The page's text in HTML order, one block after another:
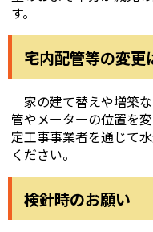
す。
宅内配管等の変更
家の建て替えや増築
管やメーターの位置を
定工事事業者を通じて
ください。
検針時のお願い